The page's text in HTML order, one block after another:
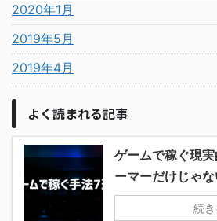
2020年1月
2019年5月
2019年4月
よく読まれる記事
ゲームで稼ぐ現
ーマーだけじゃな
続